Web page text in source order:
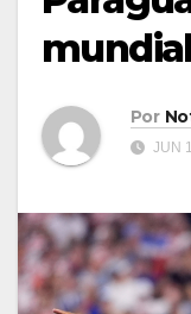
Por
JUN